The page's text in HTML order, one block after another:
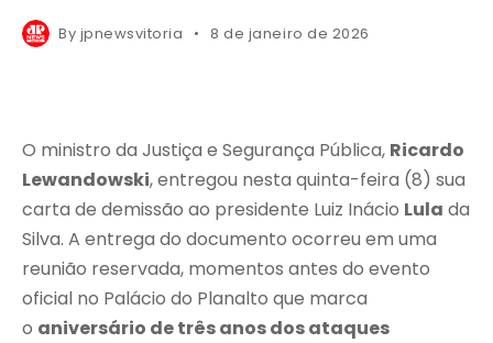
By jpnewsvitoria 8 de janeiro de 2026
O ministro da Justiça e Segurança Pública, Ricardo
Lewandowski, entregou nesta quinta-feira (8) sua
carta de demissão ao presidente Luiz Inácio Lula da
Silva. A entrega do documento ocorreu em uma
reunião reservada, momentos antes do evento
oficial no Palácio do Planalto que marca
o aniversário de três anos dos ataques